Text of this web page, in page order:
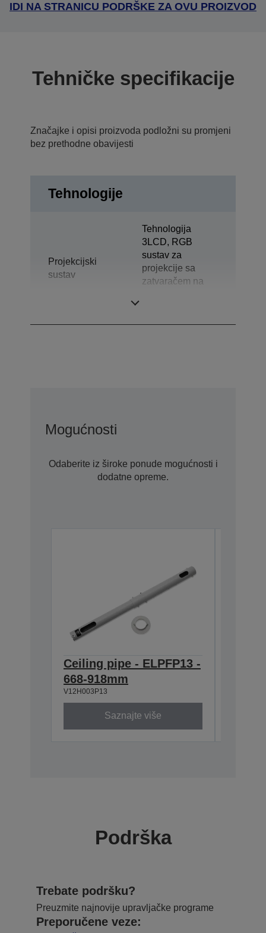
IDI NA STRANICU PODRŠKE ZA OVU PROIZVOD
Tehničke specifikacije
Značajke i opisi proizvoda podložni su promjeni
bez prethodne obavijesti
Tehnologije
Projekcijski
sustav
Tehnologija
3LCD, RGB
sustav za
projekcije sa
zatvaračem na
Mogućnosti
Odaberite iz široke ponude mogućnosti i
dodatne opreme.
Ceiling pipe - ELPFP13 -
668-918mm
V12H003P13
Saznajte više
Podrška
Trebate podršku?
Preuzmite najnovije upravljačke programe
Preporučene veze: